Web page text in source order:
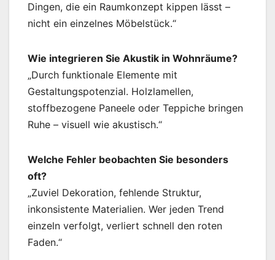
Dingen, die ein Raumkonzept kippen lässt –
nicht ein einzelnes Möbelstück.“
Wie integrieren Sie Akustik in Wohnräume?
„Durch funktionale Elemente mit
Gestaltungspotenzial. Holzlamellen,
stoffbezogene Paneele oder Teppiche bringen
Ruhe – visuell wie akustisch.“
Welche Fehler beobachten Sie besonders
oft?
„Zuviel Dekoration, fehlende Struktur,
inkonsistente Materialien. Wer jeden Trend
einzeln verfolgt, verliert schnell den roten
Faden.“